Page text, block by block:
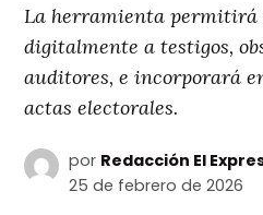
La herramienta
digitalmente a testigos,
auditores, e incorporará
actas electorales.
por Redacción El
25 de febrero de 2026